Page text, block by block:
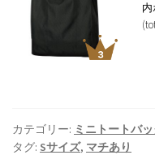
カテゴリー: ミニトートバ
タグ: Sサイズ, マチあり